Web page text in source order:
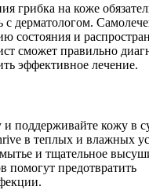
грибка на коже
с дерматологом.
состояния и
сможет правильно
эффективное лечение.
поддерживайте кожу в
в теплых и влажных
и тщательное
помогут предотвратить